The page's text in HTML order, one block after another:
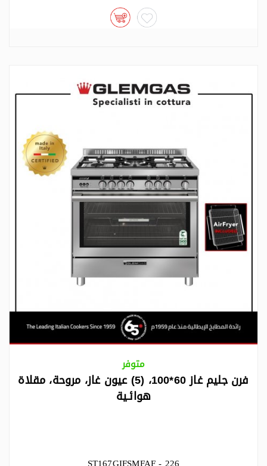
متوفر
فرن جليم غاز 60*100، (5) عيون غاز، مروحة، مقلاة
هوائـية